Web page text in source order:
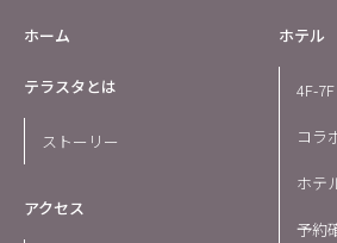
ホーム
テラスタとは
ストーリー
アクセス
ホテル
4F-
コラ
ホテ
予約